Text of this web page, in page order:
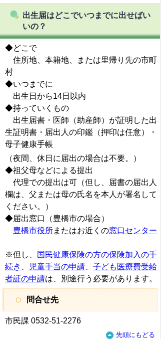
出生届はどこでいつまでに出せばい
いの？
◆どこで
住所地、本籍地、または里帰り先の市町
村
◆いつまでに
出生日から14日以内
◆持っていくもの
出生届書・医師（助産師）が証明した出
生証明書・届出人の印鑑（押印は任意）・
母子健康手帳
（夜間、休日に届出の場合は不要。）
◆祖父母などによる提出
代理での提出は可（但し、届書の届出人
欄は、父または母の氏名を本人が署名して
ください。）
◆届出窓口（豊橋市の場合）
豊橋市役所またはお近くの窓口センター
※但し、
国民健康保険の方の保険加入の手
続き
児童手当の申請
子ども医療費受給
者証の申請は、別途行う必要があります。
問合せ先
市民課 0532-51-2276
先頭にもどる